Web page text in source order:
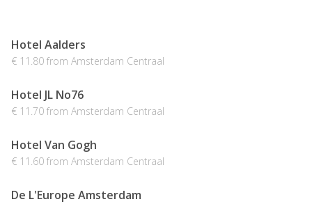
Hotel Aalders
€ 11.80 from Amsterdam Centraal
Hotel JL No76
€ 11.70 from Amsterdam Centraal
Hotel Van Gogh
€ 11.60 from Amsterdam Centraal
De L'Europe Amsterdam